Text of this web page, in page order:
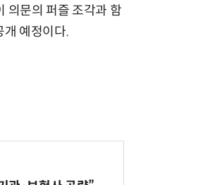
의문의 퍼즐 조각과 함
개 예정이다.